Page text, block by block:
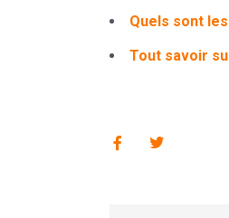
Quels sont
Tout savoir